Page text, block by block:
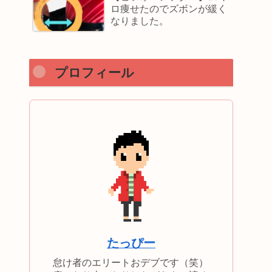
ロ痩せたのでズボンが緩く
なりました。
プロフィール
たっぴー
怠け者のエリートおデブです（笑）